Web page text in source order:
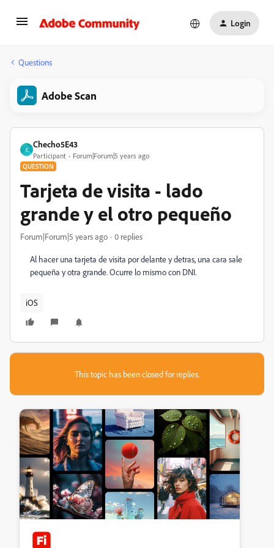
Login
Questions
Adobe Scan
C
Checho5E43
Participant Forum|Forum|5 years ago
QUESTION
Tarjeta de visita - lado
grande y el otro pequeño
Forum|Forum|5 years ago 0 replies
Al hacer una tarjeta de visita por delante y detras, una cara sale
pequeña y otra grande. Ocurre lo mismo con DNI.
iOS
This topic has been closed for replies.